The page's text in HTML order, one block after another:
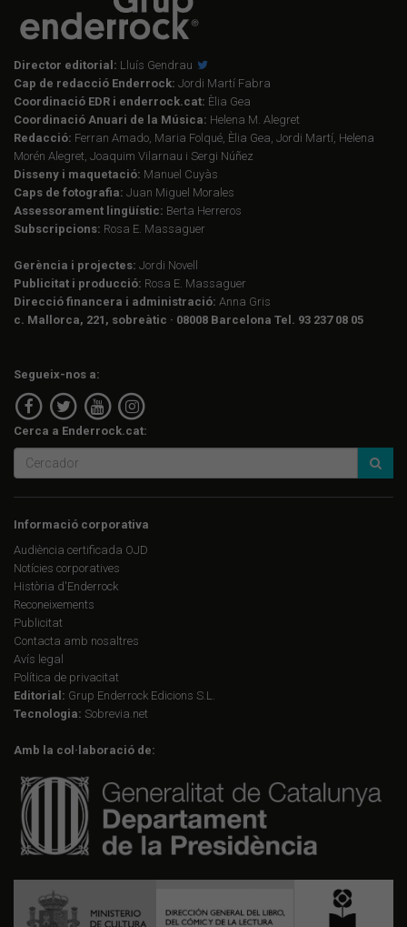
Director editorial: Lluís Gendrau
Cap de redacció Enderrock: Jordi Martí Fabra
Coordinació EDR i enderrock.cat: Èlia Gea
Coordinació Anuari de la Música: Helena M. Alegret
Redacció: Ferran Amado, Maria Folqué, Èlia Gea, Jordi Martí, Helena
Morén Alegret, Joaquim Vilarnau i Sergi Núñez
Disseny i maquetació: Manuel Cuyàs
Caps de fotografia: Juan Miguel Morales
Assessorament lingüístic: Berta Herreros
Subscripcions: Rosa E. Massaguer
Gerència i projectes: Jordi Novell
Publicitat i producció: Rosa E. Massaguer
Direcció financera i administració: Anna Gris
c. Mallorca, 221, sobreàtic · 08008 Barcelona Tel. 93 237 08 05
Segueix-nos a:
Cerca a Enderrock.cat:
Informació corporativa
Audiència certificada OJD
Notícies corporatives
Història d'Enderrock
Reconeixements
Publicitat
Contacta amb nosaltres
Avís legal
Política de privacitat
Editorial: Grup Enderrock Edicions S.L.
Tecnologia: Sobrevia.net
Amb la col·laboració de: